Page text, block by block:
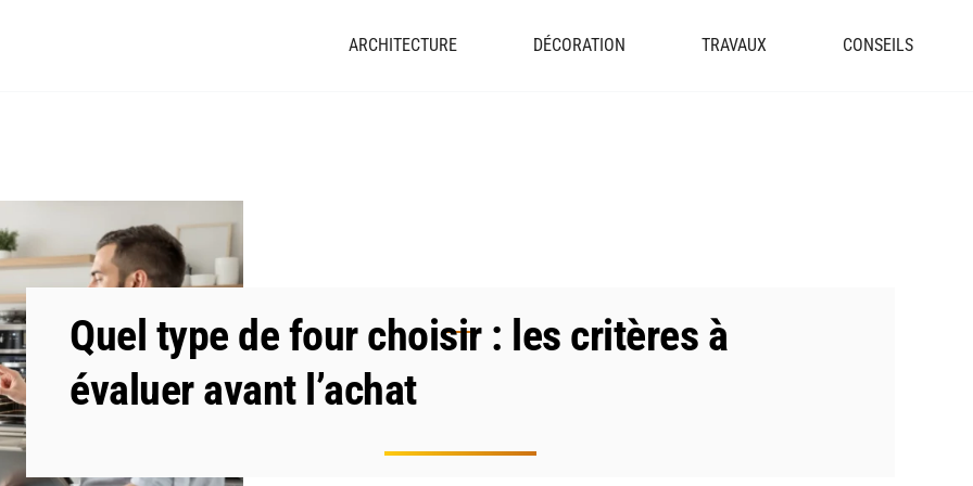
ARCHITECTURE DÉCORATION TRAVAUX CONSEILS
Quel type de four choisir : les critères à
évaluer avant l’achat